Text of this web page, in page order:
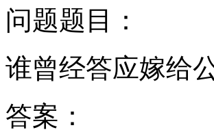
问题题目：
谁曾经答应嫁给
答案：